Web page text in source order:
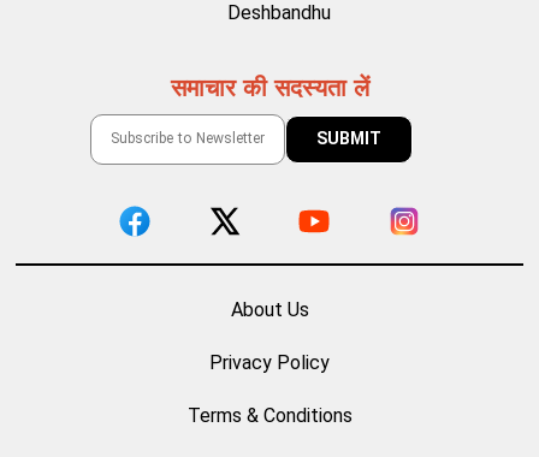
Deshbandhu
समाचार की सदस्यता लें
About Us
Privacy Policy
Terms & Conditions